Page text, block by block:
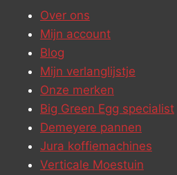
Over ons
Mijn account
Blog
Mijn verlanglijstje
Onze merken
Big Green Egg specialist
Demeyere pannen
Jura koffiemachines
Verticale Moestuin